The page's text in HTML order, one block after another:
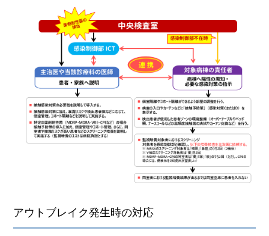
アウトブレイク発生時の対応